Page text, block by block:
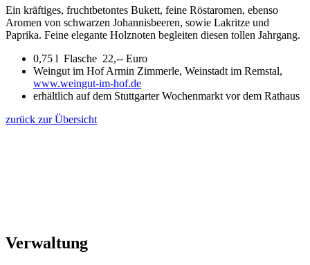
Ein kräftiges, fruchtbetontes Bukett, feine Röstaromen, ebenso
Aromen von schwarzen Johannisbeeren, sowie Lakritze und
Paprika. Feine elegante Holznoten begleiten diesen tollen Jahrgang.
0,75 l Flasche 22,-- Euro
Weingut im Hof Armin Zimmerle, Weinstadt im Remstal,
www.weingut-im-hof.de
erhältlich auf dem Stuttgarter Wochenmarkt vor dem Rathaus
zurück zur Übersicht
Verwaltung